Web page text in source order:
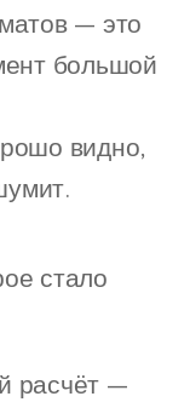
— это
большой
видно,
стало
расчёт —